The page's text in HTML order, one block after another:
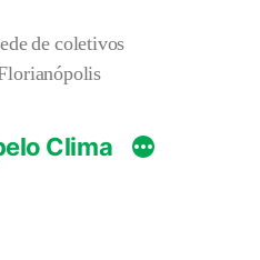
de coletivos
Clima